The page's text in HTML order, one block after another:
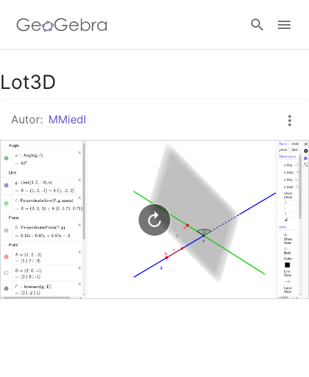
Google Classroom
GeoGebra Classroom
Anmelden
Lot3D
Autor: MMiedl